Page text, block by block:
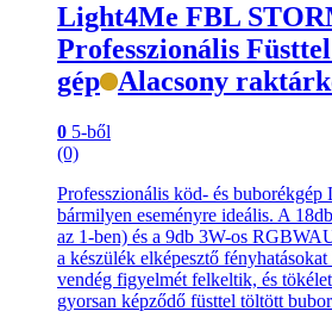
Light4Me FBL
Professzionális
gép Alacsony
0 5-ből
(0)
Professzionális köd- és
bármilyen eseményre ideális. A
az 1-ben) és a 9db 3W-os
a készülék elképesztő
vendég figyelmét felkeltik, és
gyorsan képződő füsttel töltött